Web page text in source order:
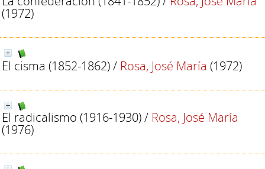
(1972)
El cisma (1852-1862)/ Rosa, José María (1972)
El radicalismo (1916-1930)/ Rosa, José María
(1976)